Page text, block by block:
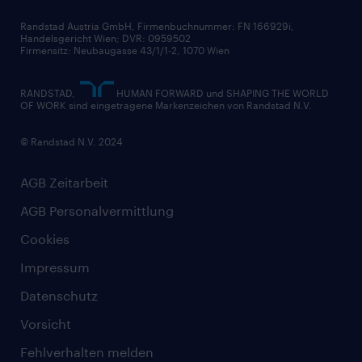
AGB Zeitarbeit
AGB Personalvermittlung
Cookies
Impressum
Datenschutz
Vorsicht
Fehlverhalten melden
Randstad Austria GmbH, Firmenbuchnummer: FN 166929i,
Handelsgericht Wien; DVR: 0959502
Firmensitz: Neubaugasse 43/1/1-2, 1070 Wien
RANDSTAD,
HUMAN FORWARD und SHAPING THE WORLD
OF WORK sind eingetragene Markenzeichen von Randstad N.V.
© Randstad N.V. 2024